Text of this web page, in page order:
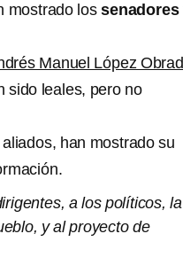
mostrado lossenadores
Manuel López
sido leales, pero no
han mostrado su
a los políticos, la
y al proyecto de